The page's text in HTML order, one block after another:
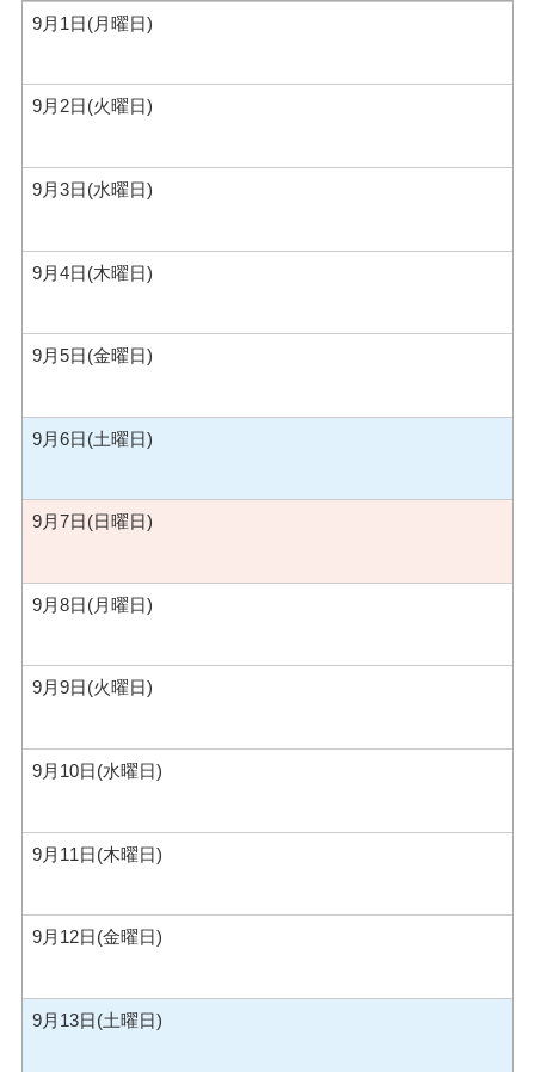
9月1日(月曜日)
9月2日(火曜日)
9月3日(水曜日)
9月4日(木曜日)
9月5日(金曜日)
9月6日(土曜日)
9月7日(日曜日)
9月8日(月曜日)
9月9日(火曜日)
9月10日(水曜日)
9月11日(木曜日)
9月12日(金曜日)
9月13日(土曜日)